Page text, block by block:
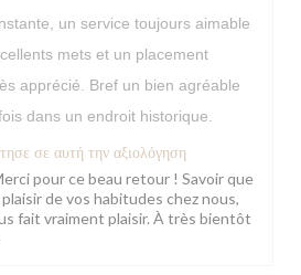
un service toujours aimable
mets et un placement
apprécié. Bref un bien agréable
dans un endroit historique.
σε αυτή την αξιολόγηση
pour ce beau retour ! Savoir que
de vos habitudes chez nous,
fait vraiment plaisir. À très bientôt